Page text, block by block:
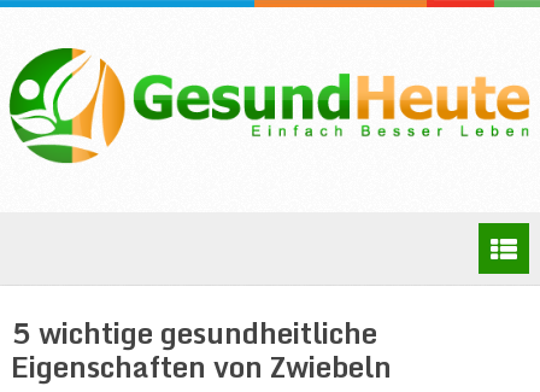
5 wichtige gesundheitliche
Eigenschaften von Zwiebeln